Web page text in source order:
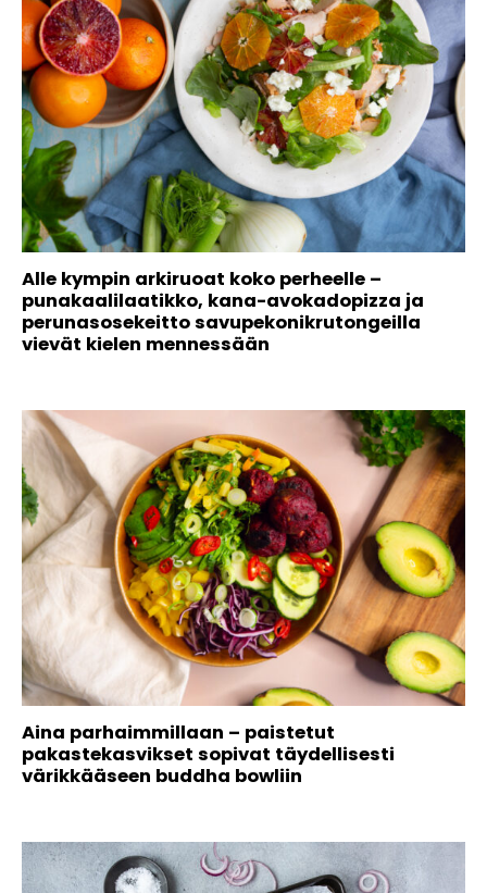
Alle kympin arkiruoat koko perheelle –
punakaalilaatikko, kana-avokadopizza ja
perunasosekeitto savupekonikrutongeilla
vievät kielen mennessään
Aina parhaimmillaan – paistetut
pakastekasvikset sopivat täydellisesti
värikkääseen buddha bowliin